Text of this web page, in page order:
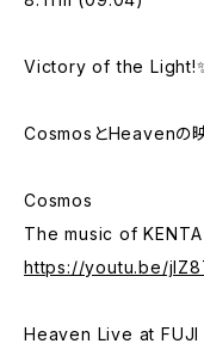
Victory of the
CosmosとHeavenの
Cosmos
The music of KENTA
https://youtu.be/
Heaven Live at FUJI